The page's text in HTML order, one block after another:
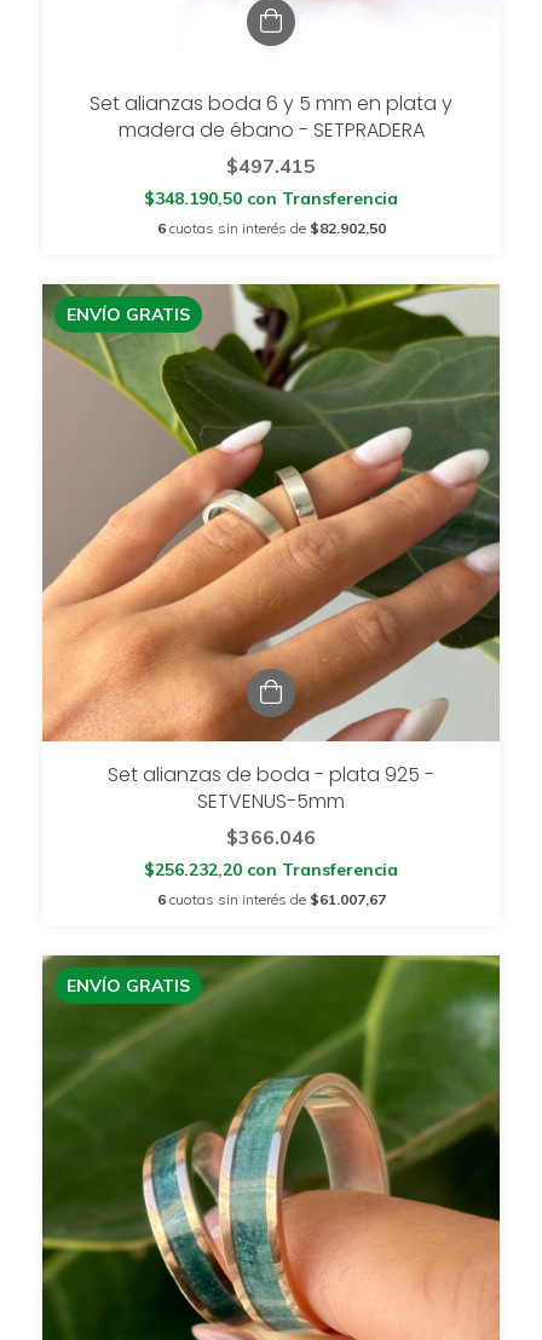
Set alianzas boda 6 y 5 mm en plata y
madera de ébano - SETPRADERA
$497.415
$348.190,50 con Transferencia
6 cuotas sin interés de $82.902,50
ENVÍO GRATIS
Set alianzas de boda - plata 925 -
SETVENUS-5mm
$366.046
$256.232,20 con Transferencia
6 cuotas sin interés de $61.007,67
ENVÍO GRATIS